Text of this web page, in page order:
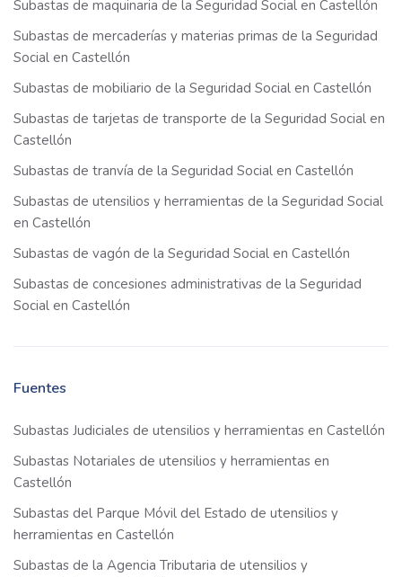
Subastas de maquinaria de la Seguridad Social en Castellón
Subastas de mercaderías y materias primas de la Seguridad
Social en Castellón
Subastas de mobiliario de la Seguridad Social en Castellón
Subastas de tarjetas de transporte de la Seguridad Social en
Castellón
Subastas de tranvía de la Seguridad Social en Castellón
Subastas de utensilios y herramientas de la Seguridad Social
en Castellón
Subastas de vagón de la Seguridad Social en Castellón
Subastas de concesiones administrativas de la Seguridad
Social en Castellón
Fuentes
Subastas Judiciales de utensilios y herramientas en Castellón
Subastas Notariales de utensilios y herramientas en
Castellón
Subastas del Parque Móvil del Estado de utensilios y
herramientas en Castellón
Subastas de la Agencia Tributaria de utensilios y